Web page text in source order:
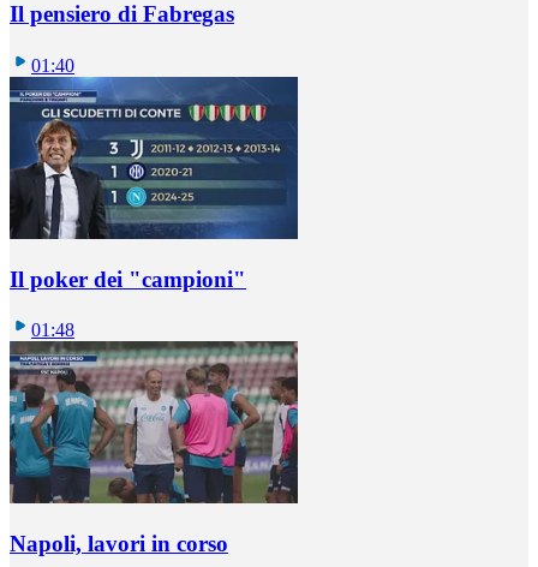
Il pensiero di Fabregas
01:40
Il poker dei "campioni"
01:48
Napoli, lavori in corso